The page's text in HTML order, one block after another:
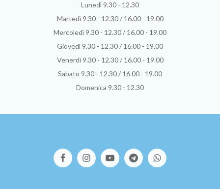
Lunedì 9.30 - 12.30
Martedì 9.30 - 12.30 / 16.00 - 19.00
Mercoledì 9.30 - 12.30 / 16.00 - 19.00
Giovedì 9.30 - 12.30 / 16.00 - 19.00
Venerdì 9.30 - 12.30 / 16.00 - 19.00
Sabato 9.30 - 12.30 / 16.00 - 19.00
Domenica 9.30 - 12.30